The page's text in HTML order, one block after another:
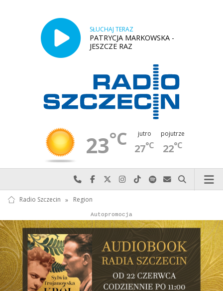
SŁUCHAJ TERAZ
PATRYCJA MARKOWSKA -
JESZCZE RAZ
23°C jutro
27°C
pojutrze
22°C
Najlepiej po prostu do nas zadzwoń
Odwiedź nas na Facebook-u
Odwiedź nas na X
Odwiedź nas na Instagram-ie
Odwiedź nas na TikTok-u
Szukaj nas na Spotify
Wyślij do nas
Szukaj
Radio Szczecin » Region
Reklama
Autopromocja